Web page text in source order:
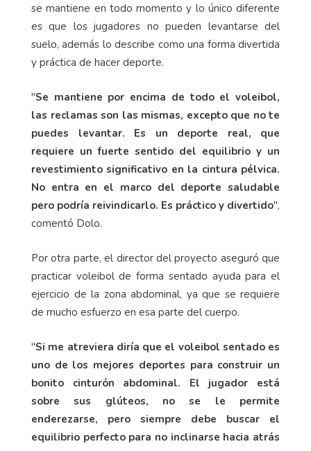
se mantiene en todo momento y lo único diferente
es que los jugadores no pueden levantarse del
suelo, además lo describe como una forma divertida
y práctica de hacer deporte.
"Se mantiene por encima de todo el voleibol,
las reclamas son las mismas, excepto que no te
puedes levantar. Es un deporte real, que
requiere un fuerte sentido del equilibrio y un
revestimiento significativo en la cintura pélvica.
No entra en el marco del deporte saludable
pero podría reivindicarlo. Es práctico y divertido",
comentó Dolo.
Por otra parte, el director del proyecto aseguró que
practicar voleibol de forma sentado ayuda para el
ejercicio de la zona abdominal, ya que se requiere
de mucho esfuerzo en esa parte del cuerpo.
"Si me atreviera diría que el voleibol sentado es
uno de los mejores deportes para construir un
bonito cinturón abdominal. El jugador está
sobre sus glúteos, no se le permite
enderezarse, pero siempre debe buscar el
equilibrio perfecto para no inclinarse hacia atrás